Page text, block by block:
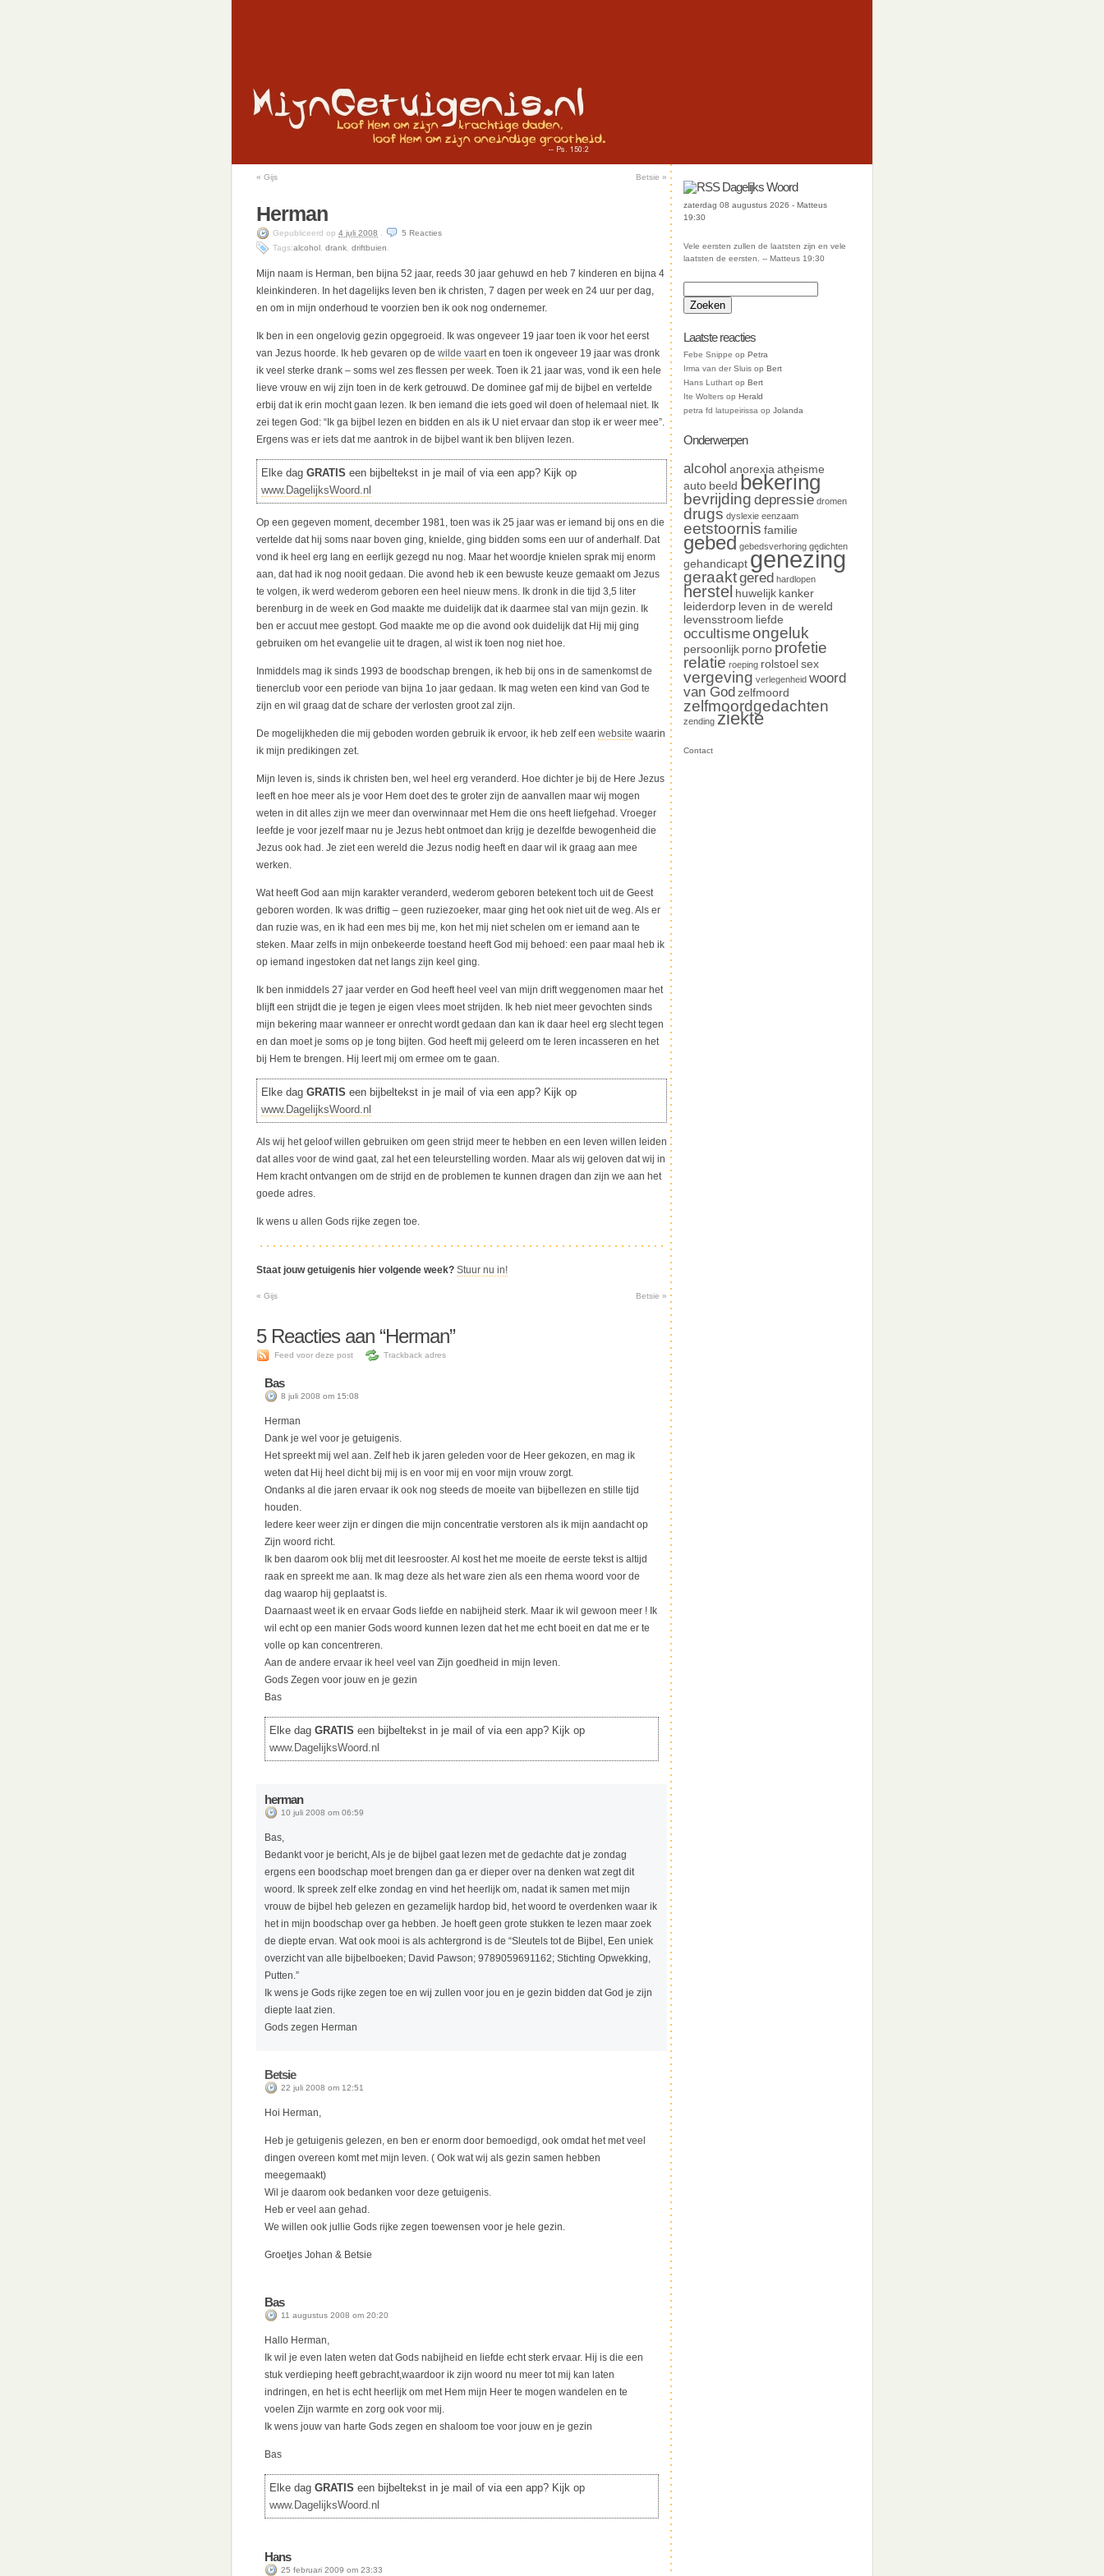
« Gijs Betsie »
Herman
Gepubliceerd op 4 juli 2008 5 Reacties
Tags:alcohol drank driftbuien
Mijn naam is Herman, ben bijna 52 jaar, reeds 30 jaar gehuwd en heb 7 kinderen en bijna 4
kleinkinderen. In het dagelijks leven ben ik christen, 7 dagen per week en 24 uur per dag,
en om in mijn onderhoud te voorzien ben ik ook nog ondernemer.
Ik ben in een ongelovig gezin opgegroeid. Ik was ongeveer 19 jaar toen ik voor het eerst
van Jezus hoorde. Ik heb gevaren op de wilde vaarten toen ik ongeveer 19 jaar was dronk
ik veel sterke drank – soms wel zes flessen per week. Toen ik 21 jaar was, vond ik een hele
lieve vrouw en wij zijn toen in de kerk getrouwd. De dominee gaf mij de bijbel en vertelde
erbij dat ik erin mocht gaan lezen. Ik ben iemand die iets goed wil doen of helemaal niet. Ik
zei tegen God: “Ik ga bijbel lezen en bidden en als ik U niet ervaar dan stop ik er weer mee”.
Ergens was er iets dat me aantrok in de bijbel want ik ben blijven lezen.
Elke dag GRATIS een bijbeltekst in je mail of via een app? Kijk op
www.DagelijksWoord.nl
Op een gegeven moment, december 1981, toen was ik 25 jaar was er iemand bij ons en die
vertelde dat hij soms naar boven ging, knielde, ging bidden soms een uur of anderhalf. Dat
vond ik heel erg lang en eerlijk gezegd nu nog. Maar het woordje knielen sprak mij enorm
aan, dat had ik nog nooit gedaan. Die avond heb ik een bewuste keuze gemaakt om Jezus
te volgen, ik werd wederom geboren een heel nieuw mens. Ik dronk in die tijd 3,5 liter
berenburg in de week en God maakte me duidelijk dat ik daarmee stal van mijn gezin. Ik
ben er accuut mee gestopt. God maakte me op die avond ook duidelijk dat Hij mij ging
gebruiken om het evangelie uit te dragen, al wist ik toen nog niet hoe.
Inmiddels mag ik sinds 1993 de boodschap brengen, ik heb bij ons in de samenkomst de
tienerclub voor een periode van bijna 1o jaar gedaan. Ik mag weten een kind van God te
zijn en wil graag dat de schare der verlosten groot zal zijn.
De mogelijkheden die mij geboden worden gebruik ik ervoor, ik heb zelf een website waarin
ik mijn predikingen zet.
Mijn leven is, sinds ik christen ben, wel heel erg veranderd. Hoe dichter je bij de Here Jezus
leeft en hoe meer als je voor Hem doet des te groter zijn de aanvallen maar wij mogen
weten in dit alles zijn we meer dan overwinnaar met Hem die ons heeft liefgehad. Vroeger
leefde je voor jezelf maar nu je Jezus hebt ontmoet dan krijg je dezelfde bewogenheid die
Jezus ook had. Je ziet een wereld die Jezus nodig heeft en daar wil ik graag aan mee
werken.
Wat heeft God aan mijn karakter veranderd, wederom geboren betekent toch uit de Geest
geboren worden. Ik was driftig – geen ruziezoeker, maar ging het ook niet uit de weg. Als er
dan ruzie was, en ik had een mes bij me, kon het mij niet schelen om er iemand aan te
steken. Maar zelfs in mijn onbekeerde toestand heeft God mij behoed: een paar maal heb ik
op iemand ingestoken dat net langs zijn keel ging.
Ik ben inmiddels 27 jaar verder en God heeft heel veel van mijn drift weggenomen maar het
blijft een strijdt die je tegen je eigen vlees moet strijden. Ik heb niet meer gevochten sinds
mijn bekering maar wanneer er onrecht wordt gedaan dan kan ik daar heel erg slecht tegen
en dan moet je soms op je tong bijten. God heeft mij geleerd om te leren incasseren en het
bij Hem te brengen. Hij leert mij om ermee om te gaan.
Elke dag GRATIS een bijbeltekst in je mail of via een app? Kijk op
www.DagelijksWoord.nl
Als wij het geloof willen gebruiken om geen strijd meer te hebben en een leven willen leiden
dat alles voor de wind gaat, zal het een teleurstelling worden. Maar als wij geloven dat wij in
Hem kracht ontvangen om de strijd en de problemen te kunnen dragen dan zijn we aan het
goede adres.
Ik wens u allen Gods rijke zegen toe.
Staat jouw getuigenis hier volgende week? Stuur nu in!
« Gijs Betsie »
5Reacties aan “Herman”
Feed voor deze post Trackback adres
Bas
8 juli 2008 om 15:08
Herman
Dank je wel voor je getuigenis.
Het spreekt mij wel aan. Zelf heb ik jaren geleden voor de Heer gekozen, en mag ik
weten dat Hij heel dicht bij mij is en voor mij en voor mijn vrouw zorgt.
Ondanks al die jaren ervaar ik ook nog steeds de moeite van bijbellezen en stille tijd
houden.
Iedere keer weer zijn er dingen die mijn concentratie verstoren als ik mijn aandacht op
Zijn woord richt.
Ik ben daarom ook blij met dit leesrooster. Al kost het me moeite de eerste tekst is altijd
raak en spreekt me aan. Ik mag deze als het ware zien als een rhema woord voor de
dag waarop hij geplaatst is.
Daarnaast weet ik en ervaar Gods liefde en nabijheid sterk. Maar ik wil gewoon meer ! Ik
wil echt op een manier Gods woord kunnen lezen dat het me echt boeit en dat me er te
volle op kan concentreren.
Aan de andere ervaar ik heel veel van Zijn goedheid in mijn leven.
Gods Zegen voor jouw en je gezin
Bas
Elke dag GRATIS een bijbeltekst in je mail of via een app? Kijk op
www.DagelijksWoord.nl
herman
10 juli 2008 om 06:59
Bas,
Bedankt voor je bericht, Als je de bijbel gaat lezen met de gedachte dat je zondag
ergens een boodschap moet brengen dan ga er dieper over na denken wat zegt dit
woord. Ik spreek zelf elke zondag en vind het heerlijk om, nadat ik samen met mijn
vrouw de bijbel heb gelezen en gezamelijk hardop bid, het woord te overdenken waar ik
het in mijn boodschap over ga hebben. Je hoeft geen grote stukken te lezen maar zoek
de diepte ervan. Wat ook mooi is als achtergrond is de “Sleutels tot de Bijbel, Een uniek
overzicht van alle bijbelboeken; David Pawson; 9789059691162; Stichting Opwekking,
Putten.”
Ik wens je Gods rijke zegen toe en wij zullen voor jou en je gezin bidden dat God je zijn
diepte laat zien.
Gods zegen Herman
Betsie
22 juli 2008 om 12:51
Hoi Herman,
Heb je getuigenis gelezen, en ben er enorm door bemoedigd, ook omdat het met veel
dingen overeen komt met mijn leven. ( Ook wat wij als gezin samen hebben
meegemaakt)
Wil je daarom ook bedanken voor deze getuigenis.
Heb er veel aan gehad.
We willen ook jullie Gods rijke zegen toewensen voor je hele gezin.
Groetjes Johan & Betsie
Bas
11 augustus 2008 om 20:20
Hallo Herman,
Ik wil je even laten weten dat Gods nabijheid en liefde echt sterk ervaar. Hij is die een
stuk verdieping heeft gebracht,waardoor ik zijn woord nu meer tot mij kan laten
indringen, en het is echt heerlijk om met Hem mijn Heer te mogen wandelen en te
voelen Zijn warmte en zorg ook voor mij.
Ik wens jouw van harte Gods zegen en shaloom toe voor jouw en je gezin
Bas
Elke dag GRATIS een bijbeltekst in je mail of via een app? Kijk op
www.DagelijksWoord.nl
Hans
25 februari 2009 om 23:33
Dagelijks Woord
zaterdag 08 augustus 2026 - Matteus
19:30
Vele eersten zullen de laatsten zijn en vele
laatsten de eersten. -- Matteus 19:30
Laatste reacties
Febe Snippe op Petra
Irma van der Sluis op Bert
Hans Luthart op Bert
Ite Wolters op Herald
petra fd latupeirissa op Jolanda
Onderwerpen
alcohol anorexia atheisme
auto beeld bekering
bevrijding depressie dromen
drugs dyslexie eenzaam
eetstoornis familie
gebed gebedsverhoring gedichten
gehandicaptgenezing
geraaktgered hardlopen
herstel huwelijk kanker
leiderdorp leven in de wereld
levensstroom liefde
occultismeongeluk
persoonlijk porno profetie
relatie roeping rolstoelsex
vergeving verlegenheid woord
van Godzelfmoord
zelfmoordgedachten
zending ziekte
Contact